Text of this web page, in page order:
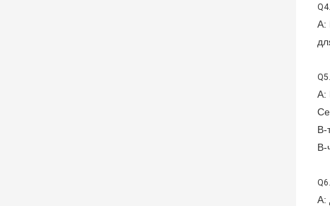
Q4.
А:
Q5.
А:
В-
В-
Q6.
А: